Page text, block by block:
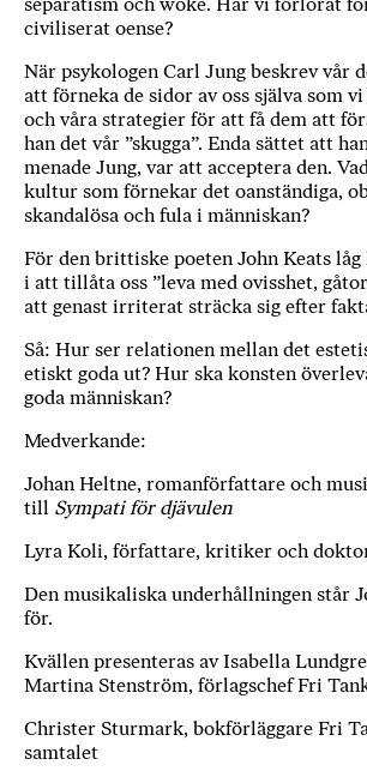
civiliserat oense?
När psykologen Carl Jung beskrev vår
att förneka de sidor av oss själva som
och våra strategier för att få dem att
han det vår ”skugga”. Enda sättet att
menade Jung, var att acceptera den.
kultur som förnekar det oanständiga,
skandalösa och fula i människan?
För den brittiske poeten John Keats
i att tillåta oss ”leva med ovisshet,
att genast irriterat sträcka sig efter
Så: Hur ser relationen mellan det
etiskt goda ut? Hur ska konsten
goda människan?
Medverkande:
Johan Heltne, romanförfattare och
till Sympati för djävulen
Lyra Koli, författare, kritiker och
Den musikaliska underhållningen står
för.
Kvällen presenteras av Isabella
Martina Stenström, förlagschef Fri
Christer Sturmark, bokförläggare Fri
samtalet